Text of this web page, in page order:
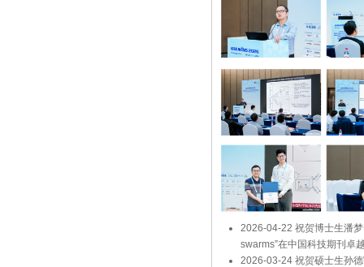
2026-04-22 祝贺博士生潘
swarms”在中国科技期刊卓
2026-03-24 祝贺硕士生孙